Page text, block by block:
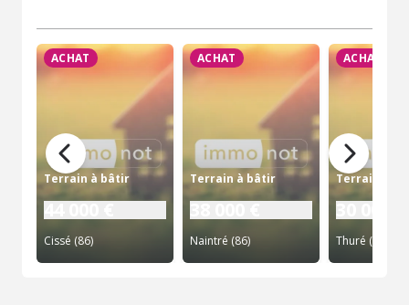
ACHAT
Terrain à bâtir
44 000 €
Cissé (86)
ACHAT
Terrain à bâtir
38 000 €
Naintré (86)
ACHAT
Terrain à
30 000 €
Thuré (86)